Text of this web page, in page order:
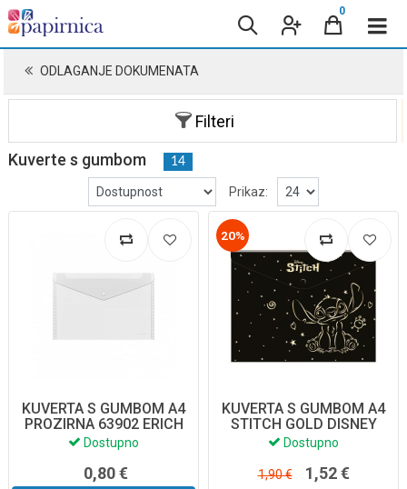
0
ODLAGANJE DOKUMENATA
Filteri
Kuverte s gumbom 14
Prikaz:
KUVERTA S GUMBOM A4
PROZIRNA 63902 ERICH
KRAUSE
Dostupno
0,80 €
20%
KUVERTA S GUMBOM A4
STITCH GOLD DISNEY
01195PTR
Dostupno
1,90 € 1,52 €